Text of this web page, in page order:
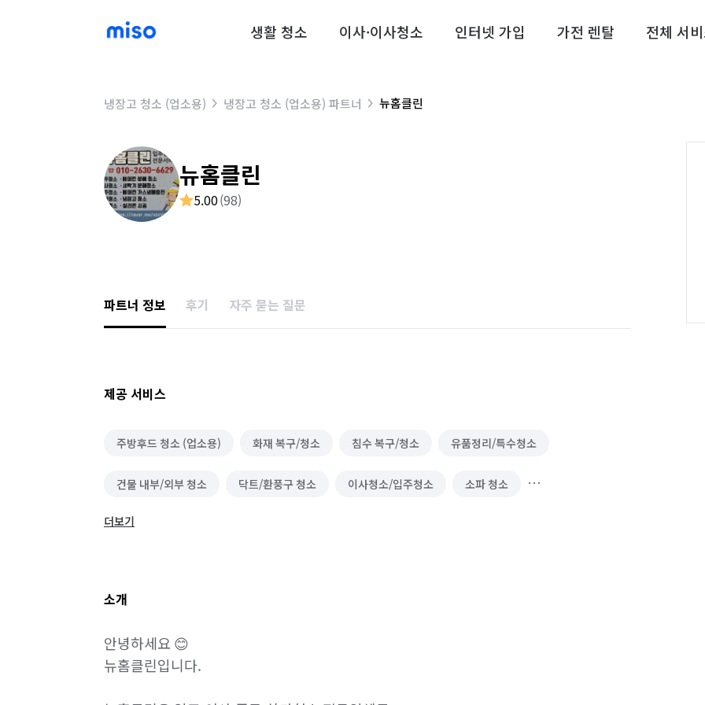
생활 청소 이사·이사청소 인터넷 가입 가전 렌탈 전체 서
냉장고 청소 (업소용) 냉장고 청소 (업소용) 파트너 뉴홈클린
뉴홈클린
5.00(98)
파트너 정보 후기 자주 묻는 질문
제공 서비스
주방후드 청소 (업소용) 화재 복구/청소 침수 복구/청소 유품정리/특수청소
건물 내부/외부 청소 닥트/환풍구 청소 이사청소/입주청소 소파 청소
바닥 청소 (왁스 코팅)
더보기
소개
안녕하세요 😊
뉴홈클린입니다.